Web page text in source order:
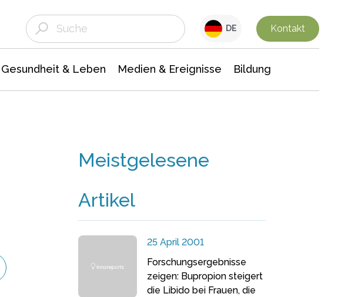
DE Kontakt
Gesundheit & Leben Medien & Ereignisse Bildung
Meistgelesene
Artikel
25 April 2001
Forschungsergebnisse
zeigen: Bupropion steigert
die Libido bei Frauen, die